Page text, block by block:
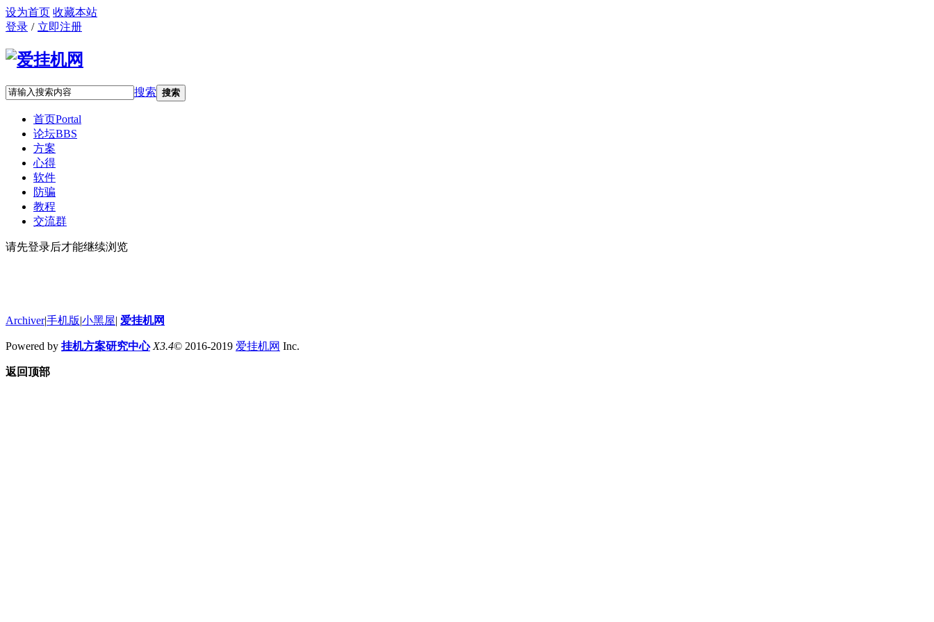
设为首页 收藏本站
登录 / 立即注册
搜索 搜索
首页Portal
论坛BBS
方案
心得
软件
防骗
教程
交流群
请先登录后才能继续浏览
Archiver|手机版|小黑屋| 爱挂机网
Powered by 挂机方案研究中心 X3.4© 2016-2019 爱挂机网 Inc.
返回顶部